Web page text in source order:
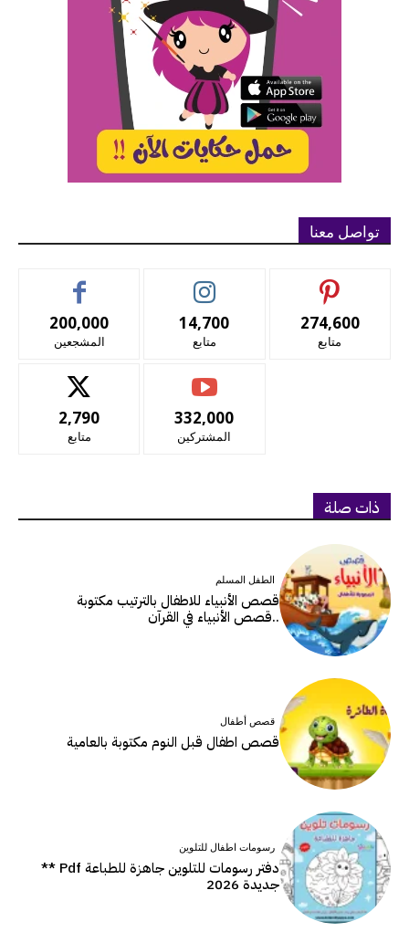
تواصل معنا
200,000
المشجعين
14,700
متابع
274,600
متابع
2,790
متابع
332,000
المشتركين
ذات صلة
الطفل المسلم
قصص الأنبياء للاطفال بالترتيب مكتوبة
..قصص الأنبياء في القرآن
قصص أطفال
قصص اطفال قبل النوم مكتوبة بالعامية
رسومات اطفال للتلوين
دفتر رسومات للتلوين جاهزة للطباعة Pdf **
جديدة 2026